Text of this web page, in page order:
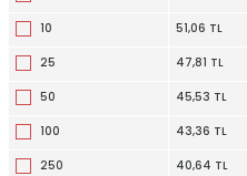
10 51,06 TL
25 47,81 TL
50 45,53 TL
100 43,36 TL
250 40,64 TL